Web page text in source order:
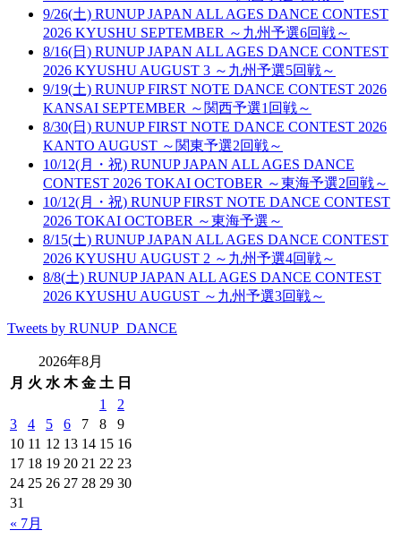
9/26(土) RUNUP JAPAN ALL AGES DANCE CONTEST
2026 KYUSHU SEPTEMBER ～九州予選6回戦～
8/16(日) RUNUP JAPAN ALL AGES DANCE CONTEST
2026 KYUSHU AUGUST 3 ～九州予選5回戦～
9/19(土) RUNUP FIRST NOTE DANCE CONTEST 2026
KANSAI SEPTEMBER ～関西予選1回戦～
8/30(日) RUNUP FIRST NOTE DANCE CONTEST 2026
KANTO AUGUST ～関東予選2回戦～
10/12(月・祝) RUNUP JAPAN ALL AGES DANCE
CONTEST 2026 TOKAI OCTOBER ～東海予選2回戦～
10/12(月・祝) RUNUP FIRST NOTE DANCE CONTEST
2026 TOKAI OCTOBER ～東海予選～
8/15(土) RUNUP JAPAN ALL AGES DANCE CONTEST
2026 KYUSHU AUGUST 2 ～九州予選4回戦～
8/8(土) RUNUP JAPAN ALL AGES DANCE CONTEST
2026 KYUSHU AUGUST ～九州予選3回戦～
Tweets by RUNUP_DANCE
2026年8月
月 火 水 木 金 土 日
« 7月
1
2
3
4 5 6 7 8
9
10 11 12 13 14 15 16
17 18 19 20 21 22 23
24 25 26 27 28 29 30
31